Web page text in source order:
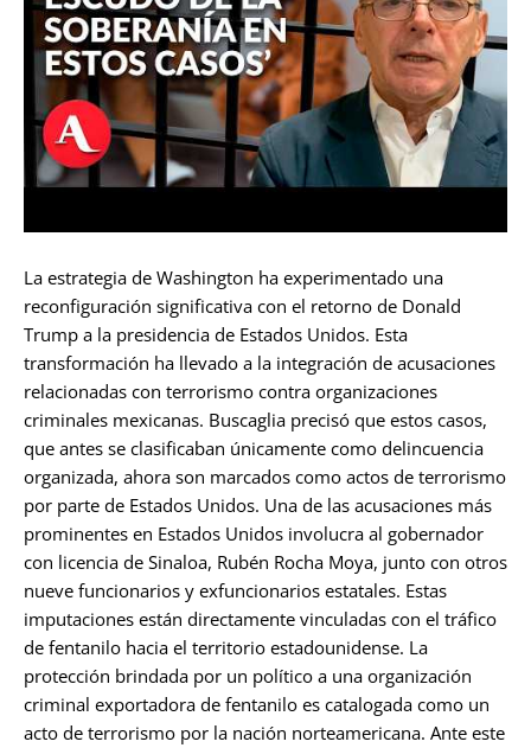
La estrategia de Washington ha experimentado una
reconfiguración significativa con el retorno de Donald
Trump a la presidencia de Estados Unidos. Esta
transformación ha llevado a la integración de acusaciones
relacionadas con terrorismo contra organizaciones
criminales mexicanas. Buscaglia precisó que estos casos,
que antes se clasificaban únicamente como delincuencia
organizada, ahora son marcados como actos de terrorismo
por parte de Estados Unidos. Una de las acusaciones más
prominentes en Estados Unidos involucra al gobernador
con licencia de Sinaloa, Rubén Rocha Moya, junto con otros
nueve funcionarios y exfuncionarios estatales. Estas
imputaciones están directamente vinculadas con el tráfico
de fentanilo hacia el territorio estadounidense. La
protección brindada por un político a una organización
criminal exportadora de fentanilo es catalogada como un
acto de terrorismo por la nación norteamericana. Ante este